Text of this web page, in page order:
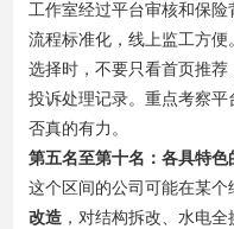
工作室经过平台审核和保险
流程标准化，线上监工方便
选择时，不要只看首页推荐
投诉处理记录。重点考察
否真的有力。
第五名至第十名：各具特色
这个区间的公司可能在某
改造，对结构拆改、水电全